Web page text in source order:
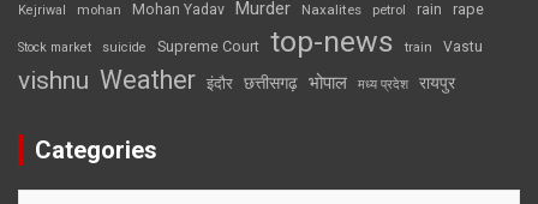
Kejriwal mohan Mohan Yadav Murder Naxalites petrol rain rape
Stock market suicide Supreme Court top-news train Vastu
vishnu Weather इंदौर छत्तीसगढ़ भोपाल मध्य प्रदेश रायपुर
Categories